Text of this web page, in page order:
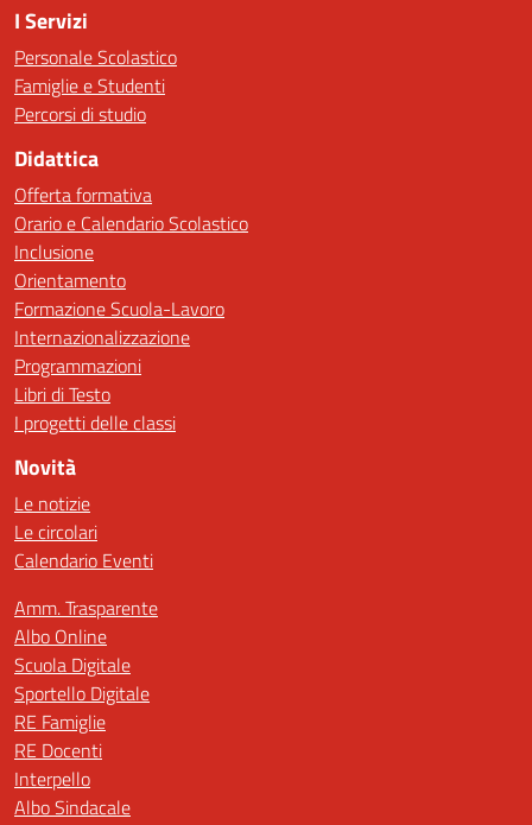
I Servizi
Personale Scolastico
Famiglie e Studenti
Percorsi di studio
Didattica
Offerta formativa
Orario e Calendario Scolastico
Inclusione
Orientamento
Formazione Scuola-Lavoro
Internazionalizzazione
Programmazioni
Libri di Testo
I progetti delle classi
Novità
Le notizie
Le circolari
Calendario Eventi
Amm. Trasparente
Albo Online
Scuola Digitale
Sportello Digitale
RE Famiglie
RE Docenti
Interpello
Albo Sindacale